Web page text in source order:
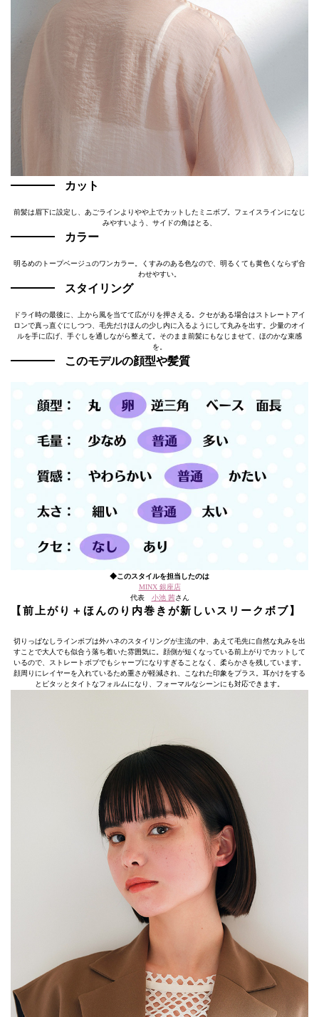
カット
前髪は眉下に設定し、あごラインよりやや上でカットしたミニボブ。フェイスラインになじ
みやすいよう、サイドの角はとる、
カラー
明るめのトープベージュのワンカラー。くすみのある色なので、明るくても黄色くならず合
わせやすい。
スタイリング
ドライ時の最後に、上から風を当てて広がりを押さえる。クセがある場合はストレートアイ
ロンで真っ直ぐにしつつ、毛先だけほんの少し内に入るようにして丸みを出す。少量のオイ
ルを手に広げ、手ぐしを通しながら整えて。そのまま前髪にもなじませて、ほのかな束感
を。
このモデルの顔型や髪質
◆このスタイルを担当したのは
MINX 銀座店
代表 小池 茜さん
【前上がり＋ほんのり内巻きが新しいスリークボブ】
切りっぱなしラインボブは外ハネのスタイリングが主流の中、あえて毛先に自然な丸みを出
すことで大人でも似合う落ち着いた雰囲気に。顔側が短くなっている前上がりでカットして
いるので、ストレートボブでもシャープになりすぎることなく、柔らかさを残しています。
顔周りにレイヤーを入れているため重さが軽減され、こなれた印象をプラス。耳かけをする
とピタッとタイトなフォルムになり、フォーマルなシーンにも対応できます。